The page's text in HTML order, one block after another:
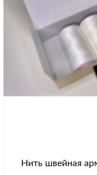
Нить швейная